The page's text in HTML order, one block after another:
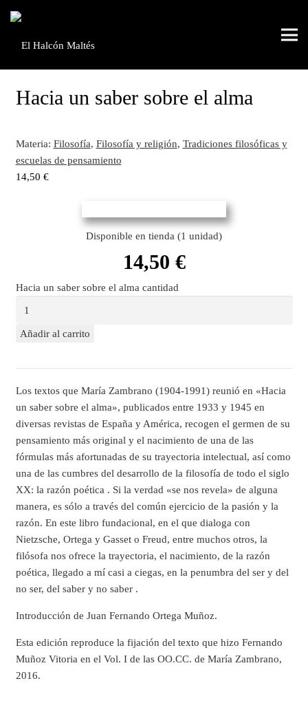
Hacia un saber sobre el alma
Materia: Filosofía, Filosofía y religión, Tradiciones filosóficas y
escuelas de pensamiento
14,50 €
Disponible en tienda (1 unidad)
14,50 €
Hacia un saber sobre el alma cantidad
Añadir al carrito
Los textos que María Zambrano (1904-1991) reunió en «Hacia
un saber sobre el alma», publicados entre 1933 y 1945 en
diversas revistas de España y América, recogen el germen de su
pensamiento más original y el nacimiento de una de las
fórmulas más afortunadas de su trayectoria intelectual, así como
una de las cumbres del desarrollo de la filosofía de todo el siglo
XX: la razón poética . Si la verdad «se nos revela» de alguna
manera, es sólo a través del común ejercicio de la pasión y la
razón. En este libro fundacional, en el que dialoga con
Nietzsche, Ortega y Gasset o Freud, entre muchos otros, la
filósofa nos ofrece la trayectoria, el nacimiento, de la razón
poética, llegado a mí casi a ciegas, en la penumbra del ser y del
no ser, del saber y no saber .
Introducción de Juan Fernando Ortega Muñoz.
Esta edición reproduce la fijación del texto que hizo Fernando
Muñoz Vitoria en el Vol. I de las OO.CC. de María Zambrano,
2016.